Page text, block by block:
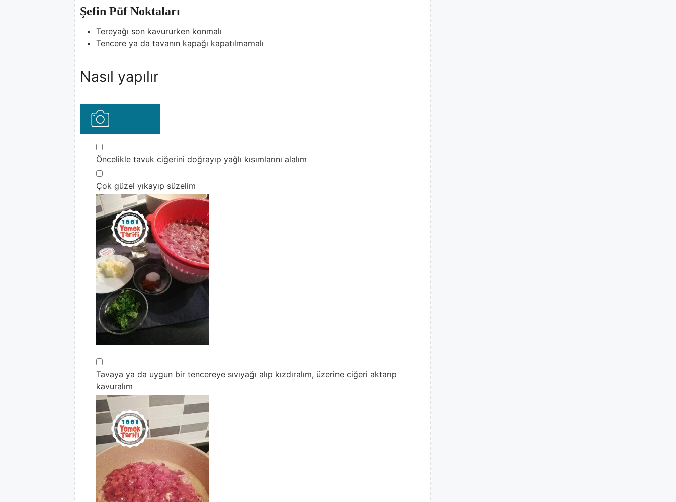
Şefin Püf Noktaları
Tereyağı son kavururken konmalı
Tencere ya da tavanın kapağı kapatılmamalı
Nasıl yapılır
▢
Öncelikle tavuk ciğerini doğrayıp yağlı kısımlarını alalım
▢
Çok güzel yıkayıp süzelim
▢
Tavaya ya da uygun bir tencereye sıvıyağı alıp kızdıralım, üzerine ciğeri aktarıp
kavuralım